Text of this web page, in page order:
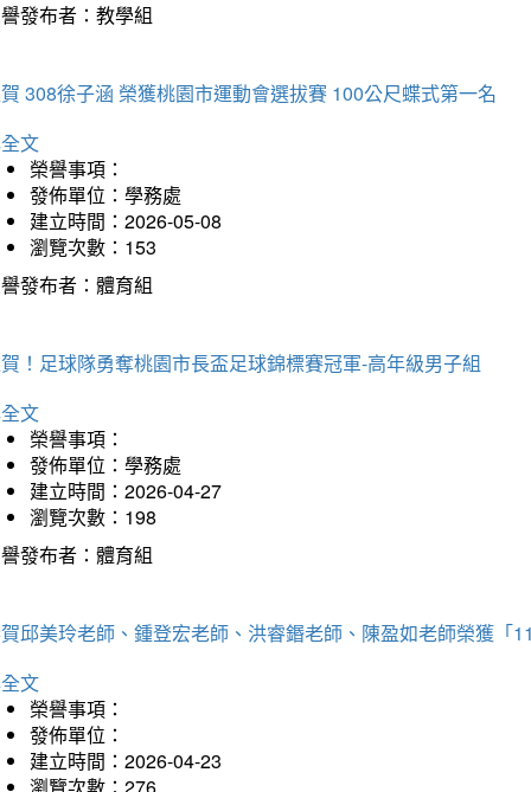
發布者：教學組
308徐子涵 榮獲桃園市運動會選拔賽 100公尺蝶式第一名
文
榮譽事項：
發佈單位：學務處
建立時間：2026-05-08
瀏覽次數：153
發布者：體育組
！足球隊勇奪桃園市長盃足球錦標賽冠軍-高年級男子組
文
榮譽事項：
發佈單位：學務處
建立時間：2026-04-27
瀏覽次數：198
發布者：體育組
邱美玲老師、鍾登宏老師、洪睿鍲老師、陳盈如老師榮獲「
文
榮譽事項：
發佈單位：
建立時間：2026-04-23